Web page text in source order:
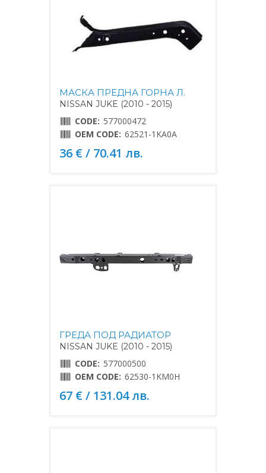
МАСКА ПРЕДНА ГОРНА Л.
NISSAN JUKE (2010 - 2015)
CODE: 577000472
OEM CODE: 62521-1KA0A
36 € / 70.41 лв.
ГРЕДА ПОД РАДИАТОР
NISSAN JUKE (2010 - 2015)
CODE: 577000500
OEM CODE: 62530-1KM0H
67 € / 131.04 лв.